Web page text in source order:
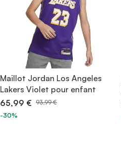
Maillot Jordan Los Angeles
Lakers Violet pour enfant
65,99 € 93,99 €
-30%